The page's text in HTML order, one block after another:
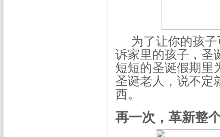
为了让你的孩
诉家里的孩子，圣
短短的圣诞假期里
圣诞老人，说不定
西。
再一次，革新整